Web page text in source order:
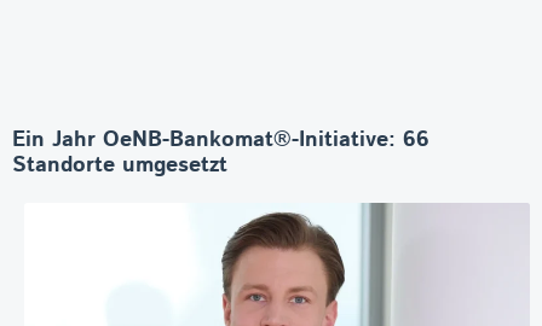
Ein Jahr OeNB-Bankomat®-Initiative: 66
Standorte umgesetzt